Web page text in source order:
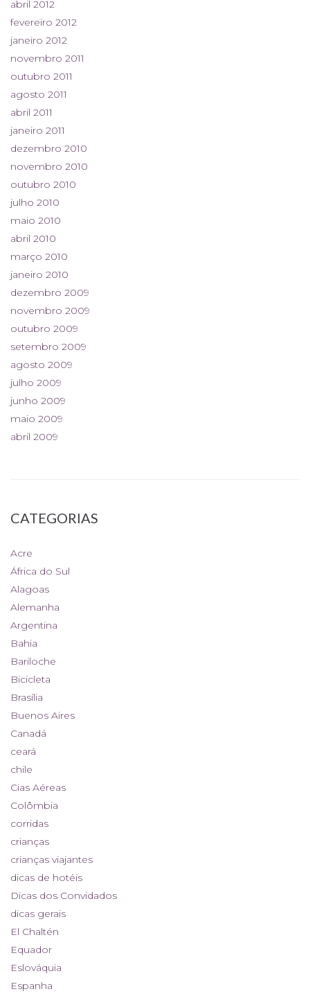
abril 2012
fevereiro 2012
janeiro 2012
novembro 2011
outubro 2011
agosto 2011
abril 2011
janeiro 2011
dezembro 2010
novembro 2010
outubro 2010
julho 2010
maio 2010
abril 2010
março 2010
janeiro 2010
dezembro 2009
novembro 2009
outubro 2009
setembro 2009
agosto 2009
julho 2009
junho 2009
maio 2009
abril 2009
CATEGORIAS
Acre
África do Sul
Alagoas
Alemanha
Argentina
Bahia
Bariloche
Bicicleta
Brasília
Buenos Aires
Canadá
ceará
chile
Cias Aéreas
Colômbia
corridas
crianças
crianças viajantes
dicas de hotéis
Dicas dos Convidados
dicas gerais
El Chaltén
Equador
Eslováquia
Espanha